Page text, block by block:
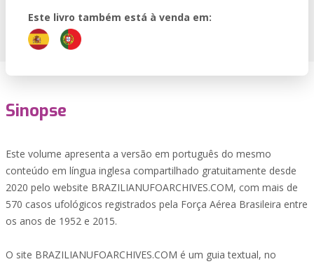
Este livro também está à venda em:
Sinopse
Este volume apresenta a versão em português do mesmo
conteúdo em língua inglesa compartilhado gratuitamente desde
2020 pelo website BRAZILIANUFOARCHIVES.COM, com mais de
570 casos ufológicos registrados pela Força Aérea Brasileira entre
os anos de 1952 e 2015.
O site BRAZILIANUFOARCHIVES.COM é um guia textual, no